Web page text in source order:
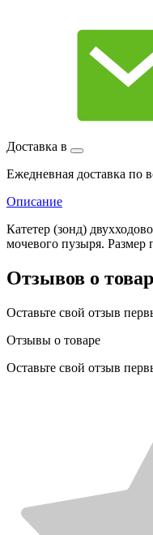
Доставка в
Ежедневная доставка по
Описание
Катетер (зонд)
мочевого пузыря.
Отзывов о
Оставьте свой отзыв
Отзывы о товаре
Оставьте свой отзыв